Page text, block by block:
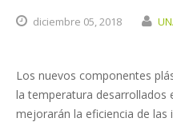
diciembre 05,2018
Los nuevos componentes
la temperatura desarrollados
mejorarán la eficiencia de